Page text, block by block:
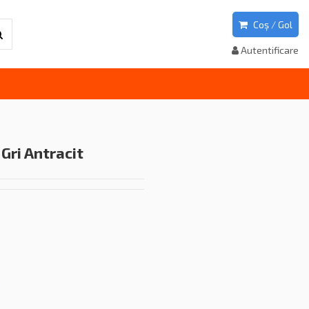
Coș /Gol
Autentificare
Antracit